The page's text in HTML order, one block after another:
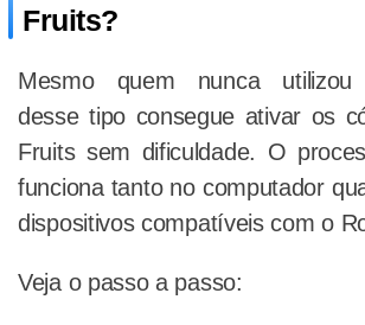
Fruits?
Mesmo quem nunca utilizou
desse tipo consegue ativar os
Fruits sem dificuldade. O
funciona tanto no computador
dispositivos compatíveis com o
Veja o passo a passo: